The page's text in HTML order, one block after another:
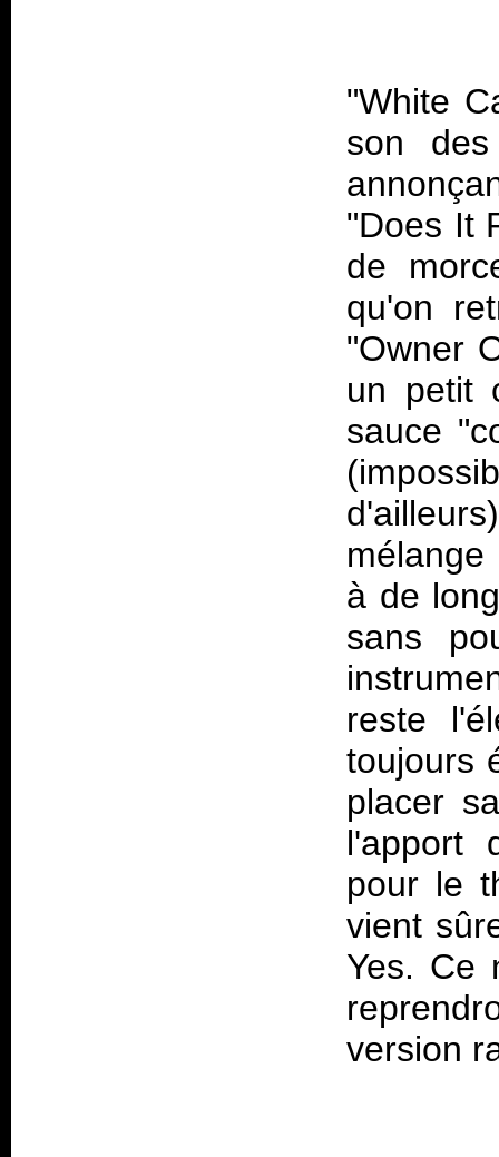
"White
son des
"Does It
de
qu'on
"Owner
un petit
sauce
à de
sans
reste
toujours
placer
l'apport
pour le
vient
Yes. Ce